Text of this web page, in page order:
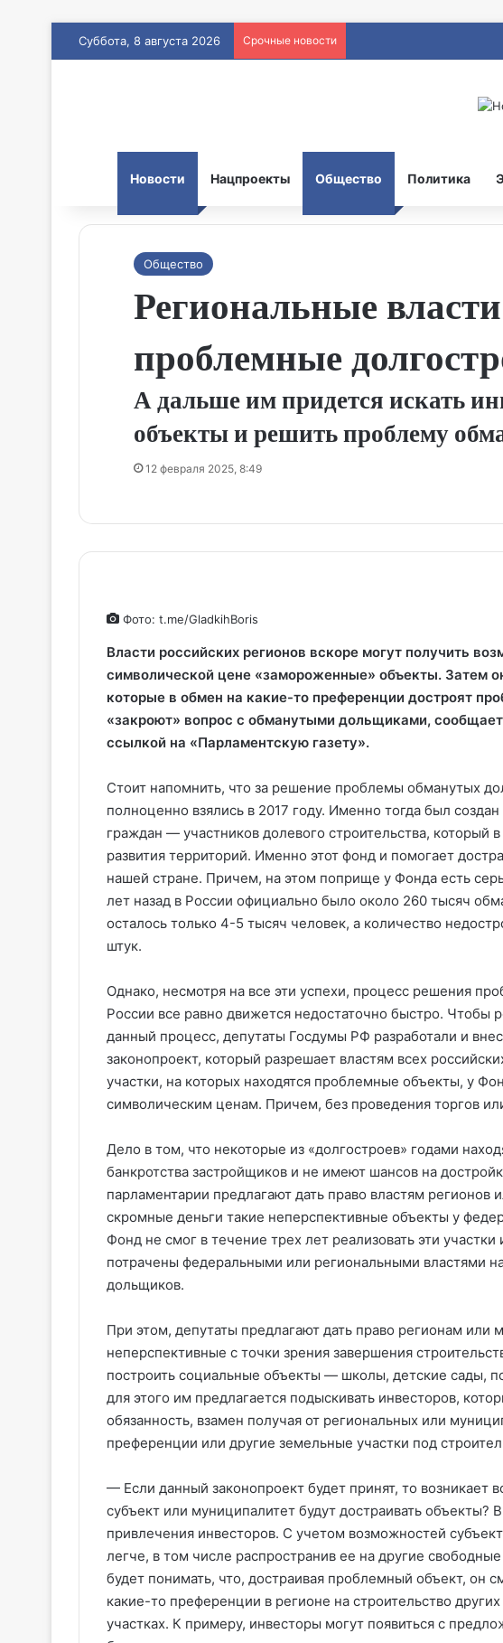
Суббота, 8 августа 2026 Срочные новости
Новости Нацпроекты Общество Политика
Общество
Региональные
проблемные
А дальше им придется искать
объекты и решить проблему
12 февраля 2025, 8:49
Фото: t.me/GladkihBoris
Власти российских регионов вскоре могут получить
символической цене «замороженные» объекты. Затем
которые в обмен на какие-то преференции достроят
«закроют» вопрос с обманутыми дольщиками,
ссылкой на «Парламентскую газету».
Стоит напомнить, что за решение проблемы обманутых
полноценно взялись в 2017 году. Именно тогда был
граждан — участников долевого строительства, который
развития территорий. Именно этот фонд и помогает
нашей стране. Причем, на этом поприще у Фонда есть
лет назад в России официально было около 260 тысяч
осталось только 4-5 тысяч человек, а количество
штук.
Однако, несмотря на все эти успехи, процесс решения
России все равно движется недостаточно быстро. Чтобы
данный процесс, депутаты Госдумы РФ разработали и
законопроект, который разрешает властям всех
участки, на которых находятся проблемные объекты, у
символическим ценам. Причем, без проведения торгов
Дело в том, что некоторые из «долгостроев» годами
банкротства застройщиков и не имеют шансов на
парламентарии предлагают дать право властям регионов
скромные деньги такие неперспективные объекты у
Фонд не смог в течение трех лет реализовать эти
потрачены федеральными или региональными властями
дольщиков.
При этом, депутаты предлагают дать право регионам или
неперспективные с точки зрения завершения
построить социальные объекты — школы, детские сады,
для этого им предлагается подыскивать инвесторов,
обязанность, взамен получая от региональных или
преференции или другие земельные участки под
— Если данный законопроект будет принят, то возникает
субъект или муниципалитет будут достраивать объекты?
привлечения инвесторов. С учетом возможностей
легче, в том числе распространив ее на другие
будет понимать, что, достраивая проблемный объект, он
какие-то преференции в регионе на строительство
участках. К примеру, инвесторы могут появиться с